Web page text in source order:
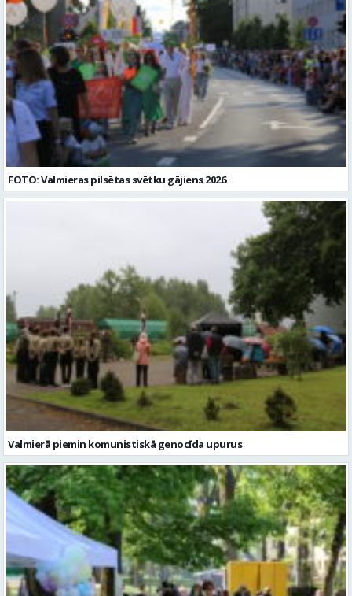
FOTO: Valmieras pilsētas svētku gājiens 2026
Valmierā piemin komunistiskā genocīda upurus